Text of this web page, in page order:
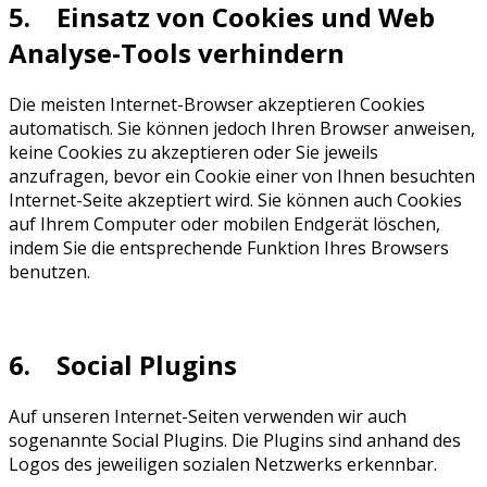
5. Einsatz von Cookies und Web
Analyse-Tools verhindern
Die meisten Internet-Browser akzeptieren Cookies
automatisch. Sie können jedoch Ihren Browser anweisen,
keine Cookies zu akzeptieren oder Sie jeweils
anzufragen, bevor ein Cookie einer von Ihnen besuchten
Internet-Seite akzeptiert wird. Sie können auch Cookies
auf Ihrem Computer oder mobilen Endgerät löschen,
indem Sie die entsprechende Funktion Ihres Browsers
benutzen.
6. Social Plugins
Auf unseren Internet-Seiten verwenden wir auch
sogenannte Social Plugins. Die Plugins sind anhand des
Logos des jeweiligen sozialen Netzwerks erkennbar.